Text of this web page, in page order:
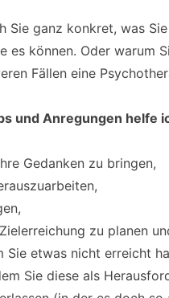
Sie ganz konkret, was
es können. Oder warum
Fällen eine
und Anregungen helfe
Gedanken zu bringen,
zu planen
Sie etwas nicht erreicht
Sie diese als